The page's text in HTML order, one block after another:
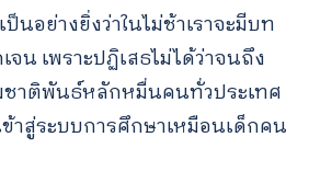
นอย่างยิ่งว่าในไม่ช้าเราจะมีบท
น เพราะปฏิเสธไม่ได้ว่าจนถึง
าติพันธ์หลักหมื่นคนทั่วประเทศ
าสู่ระบบการศึกษาเหมือนเด็กคน